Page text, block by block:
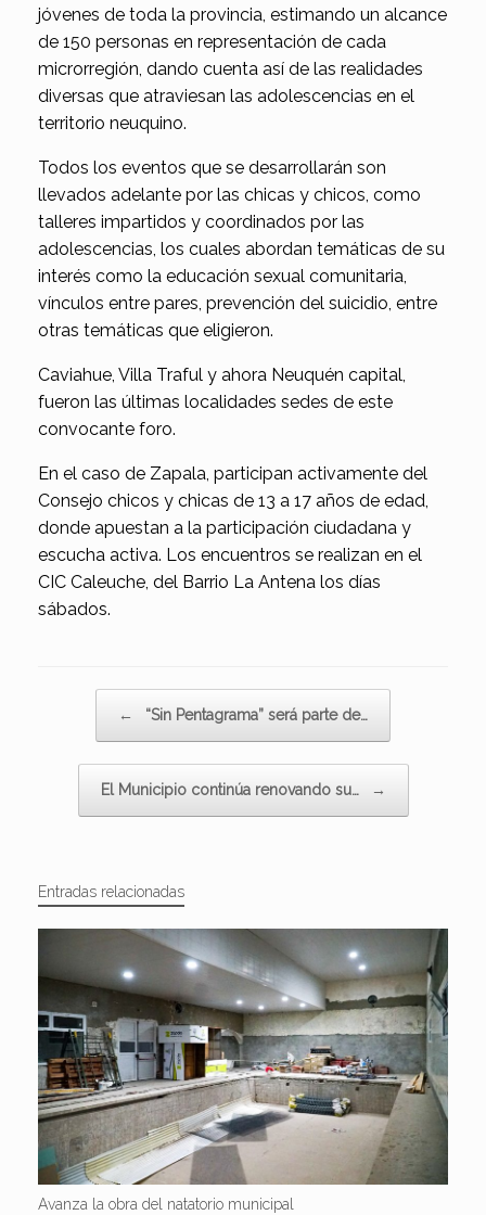
jóvenes de toda la provincia, estimando un alcance
de 150 personas en representación de cada
microrregión, dando cuenta así de las realidades
diversas que atraviesan las adolescencias en el
territorio neuquino.
Todos los eventos que se desarrollarán son
llevados adelante por las chicas y chicos, como
talleres impartidos y coordinados por las
adolescencias, los cuales abordan temáticas de su
interés como la educación sexual comunitaria,
vínculos entre pares, prevención del suicidio, entre
otras temáticas que eligieron.
Caviahue, Villa Traful y ahora Neuquén capital,
fueron las últimas localidades sedes de este
convocante foro.
En el caso de Zapala, participan activamente del
Consejo chicos y chicas de 13 a 17 años de edad,
donde apuestan a la participación ciudadana y
escucha activa. Los encuentros se realizan en el
CIC Caleuche, del Barrio La Antena los días
sábados.
← “Sin Pentagrama” será parte de…
El Municipio continúa renovando su… →
Entradas relacionadas
Avanza la obra del natatorio municipal